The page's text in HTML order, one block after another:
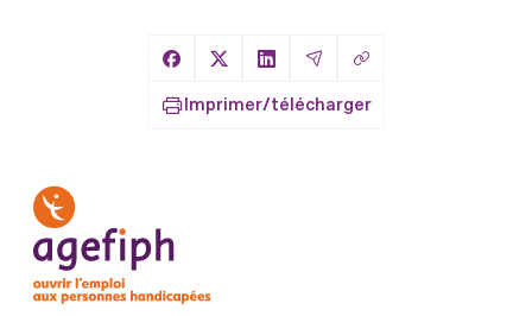
Partager sur Facebook
Partager sur X
Partager sur LinkedIn
Partager par Email
Copier le lien
Imprimer/télécharger